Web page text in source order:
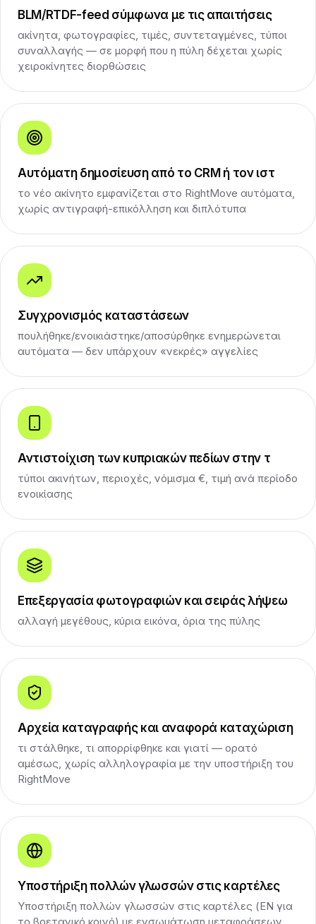
BLM/RTDF-feed σύμφωνα με τις απαιτήσεις
ακίνητα, φωτογραφίες, τιμές, συντεταγμένες, τύποι
συναλλαγής — σε μορφή που η πύλη δέχεται χωρίς
χειροκίνητες διορθώσεις
Αυτόματη δημοσίευση από το CRM ή τον ιστ
το νέο ακίνητο εμφανίζεται στο RightMove αυτόματα,
χωρίς αντιγραφή-επικόλληση και διπλότυπα
Συγχρονισμός καταστάσεων
πουλήθηκε/ενοικιάστηκε/αποσύρθηκε ενημερώνεται
αυτόματα — δεν υπάρχουν «νεκρές» αγγελίες
Αντιστοίχιση των κυπριακών πεδίων στην τ
τύποι ακινήτων, περιοχές, νόμισμα €, τιμή ανά περίοδο
ενοικίασης
Επεξεργασία φωτογραφιών και σειράς λήψεω
αλλαγή μεγέθους, κύρια εικόνα, όρια της πύλης
Αρχεία καταγραφής και αναφορά καταχώριση
τι στάλθηκε, τι απορρίφθηκε και γιατί — ορατό
αμέσως, χωρίς αλληλογραφία με την υποστήριξη του
RightMove
Υποστήριξη πολλών γλωσσών στις καρτέλες
Υποστήριξη πολλών γλωσσών στις καρτέλες (EN για
το βρετανικό κοινό) με ενσωμάτωση μεταφράσεων